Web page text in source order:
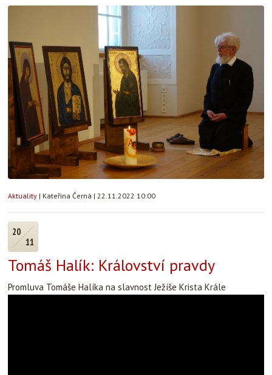
Aktuality | Kateřina Černá | 22.11.2022 10:00
20
11
Tomáš Halík: Království pravdy
Promluva Tomáše Halíka na slavnost Ježíše Krista Krále